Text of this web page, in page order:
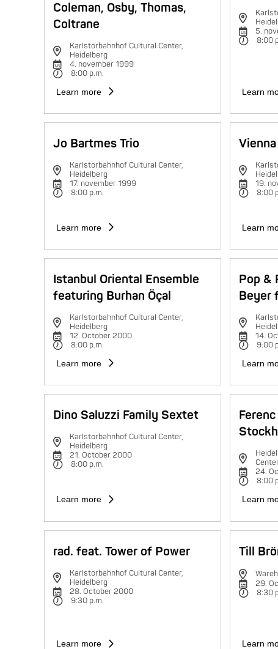
Coleman, Osby, Thomas,
Coltrane
Karlstorbahnhof Cultural Center,
Heidelberg
4. november 1999
8:00 p.m.
Learn more
5.
8:00
Learn
Jo Bartmes Trio
Karlstorbahnhof Cultural Center,
Heidelberg
17. november 1999
8:00 p.m.
Learn more
19.
8:00
Learn
Istanbul Oriental Ensemble
featuring Burhan Öçal
Karlstorbahnhof Cultural Center,
Heidelberg
12. October 2000
8:00 p.m.
Learn more
Pop &
Beyer
14.
9:00
Learn
Dino Saluzzi Family Sextet
Karlstorbahnhof Cultural Center,
Heidelberg
21. October 2000
8:00 p.m.
Learn more
24.
8:00
Learn
rad. feat. Tower of Power
Karlstorbahnhof Cultural Center,
Heidelberg
28. October 2000
9:30 p.m.
Learn more
Till
29.
8:30
Learn